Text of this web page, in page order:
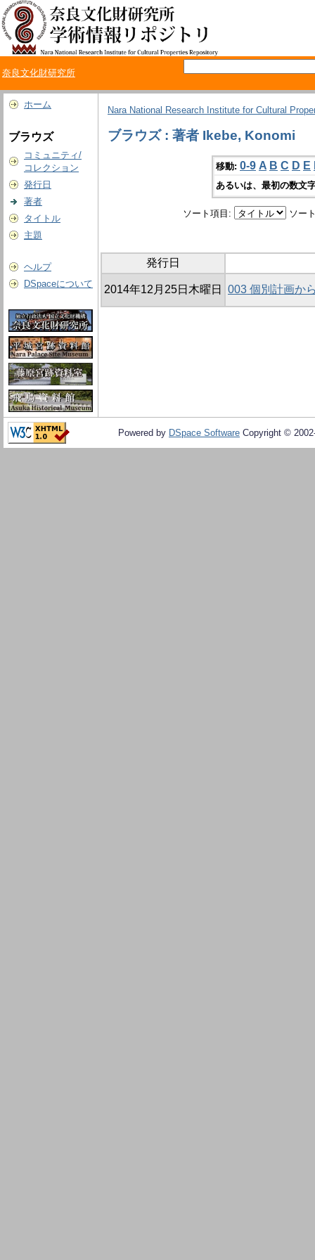
奈良文化財研究所
ホーム
ブラウズ
コミュニティ/
コレクション
発行日
著者
タイトル
主題
ヘルプ
DSpaceについて
Nara National Research Institute for Cultural
ブラウズ : 著者 Ikebe, Konomi
移動: 0-9 A B C D E
あるいは、最初の数文
ソート項目: ソー
発行日
2014年12月25日木曜日 003 個別計画か
Powered by DSpace Software Copyright ©